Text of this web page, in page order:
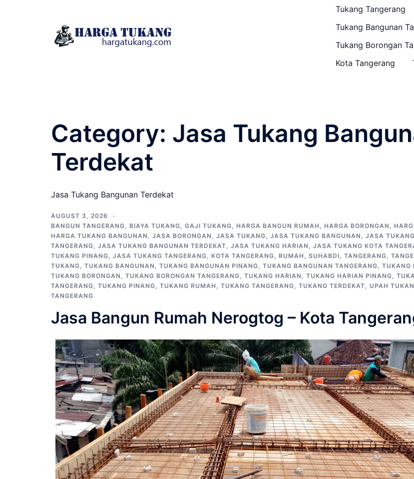
Tukang Tangerang
Tukang Bangunan
Tukang Borongan
Kota Tangerang
Category: Jasa Tukang
Terdekat
Jasa Tukang Bangunan Terdekat
AUGUST 3, 2026
BANGUN TANGERANG, BIAYA TUKANG, GAJI TUKANG, HARGA BANGUN RUMAH , HARGA BORONGAN ,
HARGA TUKANG BANGUNAN , JASA BORONGAN , JASA TUKANG, JASA TUKANG BANGUNAN , JASA
TANGERANG, JASA TUKANG BANGUNAN TERDEKAT, JASA TUKANG HARIAN , JASA TUKANG KOTA
TUKANG PINANG, JASA TUKANG TANGERANG, KOTA TANGERANG, RUMAH , SUHABDI, TANGERANG,
TUKANG, TUKANG BANGUNAN , TUKANG BANGUNAN PINANG, TUKANG BANGUNAN TANGERANG, TUKANG
TUKANG BORONGAN , TUKANG BORONGAN TANGERANG, TUKANG HARIAN , TUKANG HARIAN PINANG,
TANGERANG, TUKANG PINANG, TUKANG RUMAH , TUKANG TANGERANG, TUKANG TERDEKAT, UPAH
TANGERANG
Jasa Bangun Rumah Nerogtog – Kota